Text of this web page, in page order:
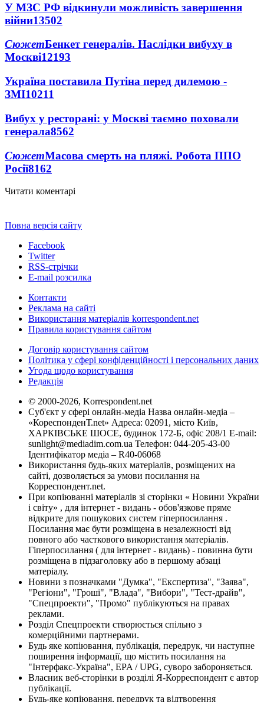
У МЗС РФ відкинули можливість завершення
війни13502
СюжетБенкет генералів. Наслідки вибуху в
Москві12193
Україна поставила Путіна перед дилемою -
ЗМІ10211
Вибух у ресторані: у Москві таємно поховали
генерала8562
СюжетМасова смерть на пляжі. Робота ППО
Росії8162
Читати коментарі
Повна версія сайту
Facebook
Twitter
RSS-стрічки
E-mail розсилка
Контакти
Реклама на сайті
Використання матеріалів korrespondent.net
Правила користування сайтом
Договір користування сайтом
Політика у сфері конфіденційності і персональних даних
Угода щодо користування
Редакція
© 2000-2026, Korrespondent.net
Суб'єкт у сфері онлайн-медіа Назва онлайн-медіа –
«КореспонденТ.net» Адреса: 02091, місто Київ,
ХАРКІВСЬКЕ ШОСЕ, будинок 172-Б, офіс 208/1 E-mail:
sunlight@mediadim.com.ua Телефон: 044-205-43-00
Ідентифікатор медіа – R40-06068
Використання будь-яких матеріалів, розміщених на
сайті, дозволяється за умови посилання на
Корреспондент.net.
При копіюванні матеріалів зі сторінки « Новини України
і світу» , для інтернет - видань - обов'язкове пряме
відкрите для пошукових систем гіперпосилання .
Посилання має бути розміщена в незалежності від
повного або часткового використання матеріалів.
Гіперпосилання ( для інтернет - видань) - повинна бути
розміщена в підзаголовку або в першому абзаці
матеріалу.
Новини з позначками "Думка", "Експертиза", "Заява",
"Регіони", "Гроші", "Влада", "Вибори", "Тест-драйв",
"Спецпроекти", "Промо" публікуються на правах
реклами.
Розділ Спецпроекти створюється спільно з
комерційними партнерами.
Будь яке копіювання, публікація, передрук, чи наступне
поширення інформації, що містить посилання на
"Інтерфакс-Україна", EPA / UPG, суворо забороняється.
Власник веб-сторінки в розділі Я-Корреспондент є автор
публікації.
Будь-яке копіювання, передрук та відтворення